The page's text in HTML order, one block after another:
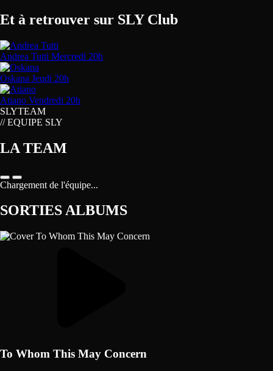
Et à retrouver sur SLY Club
Andrea Tutti Mercredi 20h
Oskana Jeudi 20h
Atiano Vendredi 20h
SLYTEAM
// EQUIPE SLY
LA TEAM
Chargement de l'équipe...
SORTIES ALBUMS
To Whom This May Concern